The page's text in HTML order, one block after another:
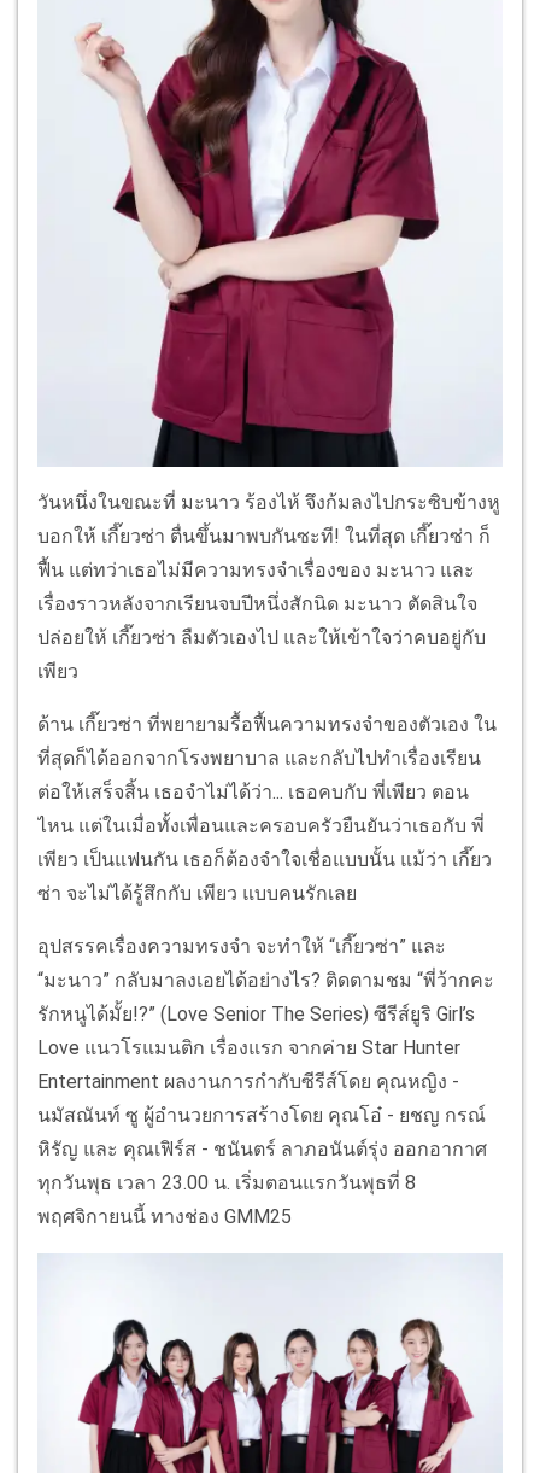
วันหนึ่งในขณะที่ มะนาว ร้องไห้ จึงก้มลงไปกระซิบข้างหู
บอกให้ เกี๊ยวซ่า ตื่นขึ้นมาพบกันซะที! ในที่สุด เกี๊ยวซ่า ก็
ฟื้น แต่ทว่าเธอไม่มีความทรงจำเรื่องของ มะนาว และ
เรื่องราวหลังจากเรียนจบปีหนึ่งสักนิด มะนาว ตัดสินใจ
ปล่อยให้ เกี๊ยวซ่า ลืมตัวเองไป และให้เข้าใจว่าคบอยู่กับ
เพียว
ด้าน เกี๊ยวซ่า ที่พยายามรื้อฟื้นความทรงจำของตัวเอง ใน
ที่สุดก็ได้ออกจากโรงพยาบาล และกลับไปทำเรื่องเรียน
ต่อให้เสร็จสิ้น เธอจำไม่ได้ว่า... เธอคบกับ พี่เพียว ตอน
ไหน แต่ในเมื่อทั้งเพื่อนและครอบครัวยืนยันว่าเธอกับ พี่
เพียว เป็นแฟนกัน เธอก็ต้องจำใจเชื่อแบบนั้น แม้ว่า เกี๊ยว
ซ่า จะไม่ได้รู้สึกกับ เพียว แบบคนรักเลย
อุปสรรคเรื่องความทรงจำ จะทำให้ “เกี๊ยวซ่า” และ
“มะนาว” กลับมาลงเอยได้อย่างไร? ติดตามชม “พี่ว้ากคะ
รักหนูได้มั้ย!?” (Love Senior The Series) ซีรีส์ยูริ Girl’s
Love แนวโรแมนติก เรื่องแรก จากค่าย Star Hunter
Entertainment ผลงานการกำกับซีรีส์โดย คุณหญิง -
นมัสณันท์ ซู ผู้อำนวยการสร้างโดย คุณโอ๋ - ยชญ กรณ์
หิรัญ และ คุณเฟิร์ส - ชนันตร์ ลาภอนันต์รุ่ง ออกอากาศ
ทุกวันพุธ เวลา 23.00 น. เริ่มตอนแรกวันพุธที่ 8
พฤศจิกายนนี้ ทางช่อง GMM25